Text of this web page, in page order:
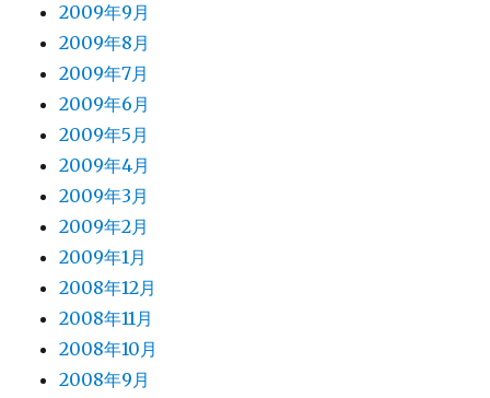
2009年9月
2009年8月
2009年7月
2009年6月
2009年5月
2009年4月
2009年3月
2009年2月
2009年1月
2008年12月
2008年11月
2008年10月
2008年9月